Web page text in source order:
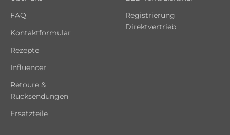
FAQ
Kontaktformular
Rezepte
Influencer
Retoure &
Rücksendungen
Ersatzteile
Registrierung
Direktvertrieb